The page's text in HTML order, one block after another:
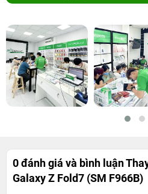
0 đánh giá và bình luận
Galaxy Z Fold7 (SM F966B)